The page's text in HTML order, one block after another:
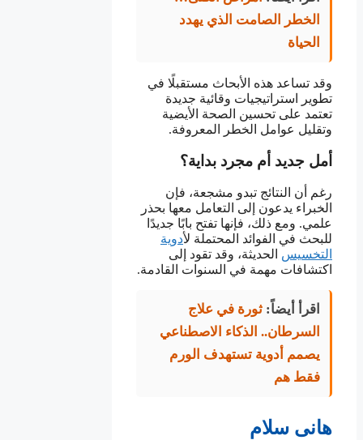
الخطر الصامت الذي يهدد
الحياة
وقد تساعد هذه الأبحاث مستقبلًا في
تطوير استراتيجيات وقائية جديدة
تعتمد على تحسين الصحة الأيضية
وتقليل عوامل الخطر المعروفة.
أمل جديد أم مجرد بداية؟
رغم أن النتائج تبدو مشجعة، فإن
الخبراء يدعون إلى التعامل معها بحذر
علمي. ومع ذلك، فإنها تفتح بابًا جديدًا
للبحث في الفوائد المحتملة لأدوية
التخسيس الحديثة، وقد تقود إلى
اكتشافات مهمة في السنوات القادمة.
اقرأ أيضاً: ثورة في علاج
السرطان.. الذكاء الاصطناعي
يصمم أدوية تستهدف الورم
فقط هم
هانى سلام